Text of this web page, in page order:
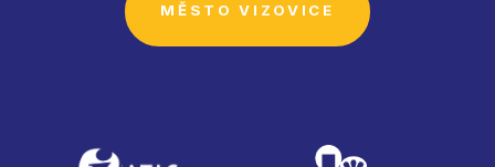
MĚSTO VIZOVICE